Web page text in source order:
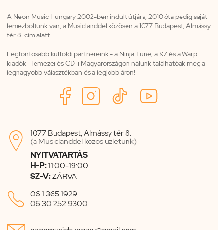
A Neon Music Hungary 2002-ben indult útjára, 2010 óta pedig saját
lemezboltunk van, a Musiclanddel közösen a 1077 Budapest, Almássy
tér 8. cím alatt.
Legfontosabb külföldi partnereink - a Ninja Tune, a K7 és a Warp
kiadók - lemezei és CD-i Magyarországon nálunk találhatóak meg a
legnagyobb választékban és a legjobb áron!

1077 Budapest, Almássy tér 8.
(a Musiclanddel közös üzletünk)
NYITVATARTÁS
H-P:11:00-19:00
SZ-V:ZÁRVA
 06 1 365 1929
06 30 252 9300